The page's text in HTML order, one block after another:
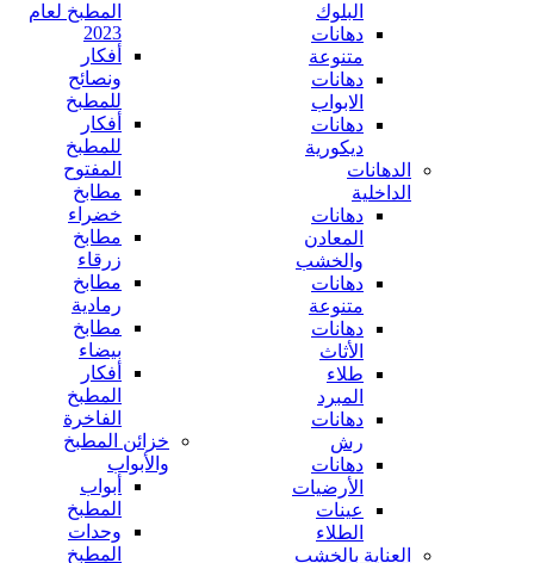
البلوك
دهانات
متنوعة
دهانات
الابواب
دهانات
ديكورية
الدهانات
الداخلية
دهانات
المعادن
والخشب
دهانات
متنوعة
دهانات
الأثاث
طلاء
المبرد
دهانات
رش
دهانات
الأرضيات
عينات
الطلاء
العناية بالخشب
المطبخ لعام
2023
أفكار
ونصائح
للمطبخ
أفكار
للمطبخ
المفتوح
مطابخ
خضراء
مطابخ
زرقاء
مطابخ
رمادية
مطابخ
بيضاء
أفكار
المطبخ
الفاخرة
خزائن المطبخ
والأبواب
أبواب
المطبخ
وحدات
المطبخ